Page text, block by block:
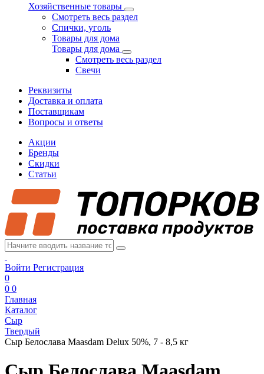
Хозяйственные товары
Смотреть весь раздел
Спички, уголь
Товары для дома
Товары для дома
Смотреть весь раздел
Свечи
Реквизиты
Доставка и оплата
Поставщикам
Вопросы и ответы
Акции
Бренды
Скидки
Статьи
Войти Регистрация
0
0 0
Главная
Каталог
Сыр
Твердый
Сыр Белослава Maasdam Delux 50%, 7 - 8,5 кг